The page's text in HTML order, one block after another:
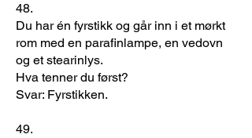
48.
Du har én fyrstikk og går inn i et mørkt
rom med en parafinlampe, en vedovn
og et stearinlys.
Hva tenner du først?
Svar: Fyrstikken.
49.